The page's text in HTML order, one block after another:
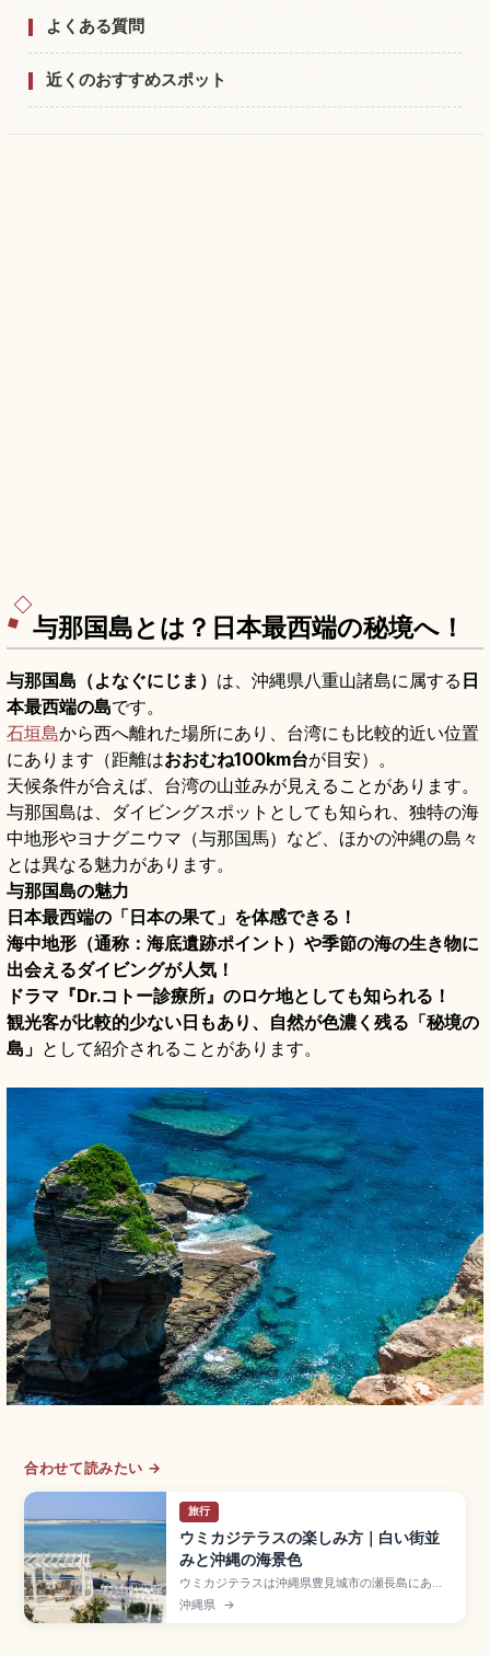
よくある質問
近くのおすすめスポット
与那国島とは？日本最西端の秘境へ！
与那国島（よなぐにじま） は、沖縄県八重山諸島に属する 日
本最西端の島です。
石垣島から西へ離れた場所にあり、台湾にも比較的近い位置
にあります（距離はおおむね100km台が目安）。
天候条件が合えば、台湾の山並みが見えることがあります。
与那国島は、ダイビングスポットとしても知られ、独特の海
中地形やヨナグニウマ（与那国馬）など、ほかの沖縄の島々
とは異なる魅力があります。
与那国島の魅力
日本最西端の「日本の果て」を体感できる！
海中地形（通称：海底遺跡ポイント）や季節の海の生き物に
出会えるダイビングが人気！
ドラマ『Dr.コトー診療所』のロケ地としても知られる！
観光客が比較的少ない日もあり、自然が色濃く残る「秘境の
島」 として紹介されることがあります。
合わせて読みたい →
旅行
ウミカジテラスの楽しみ方｜白い街並
みと沖縄の海景色
ウミカジテラスは沖縄県豊見城市の瀬長島にある
白壁が美しいリゾート商業施設で、那覇空港から
車で約15分。地中海リゾートのような白い建物が
沖縄県 →